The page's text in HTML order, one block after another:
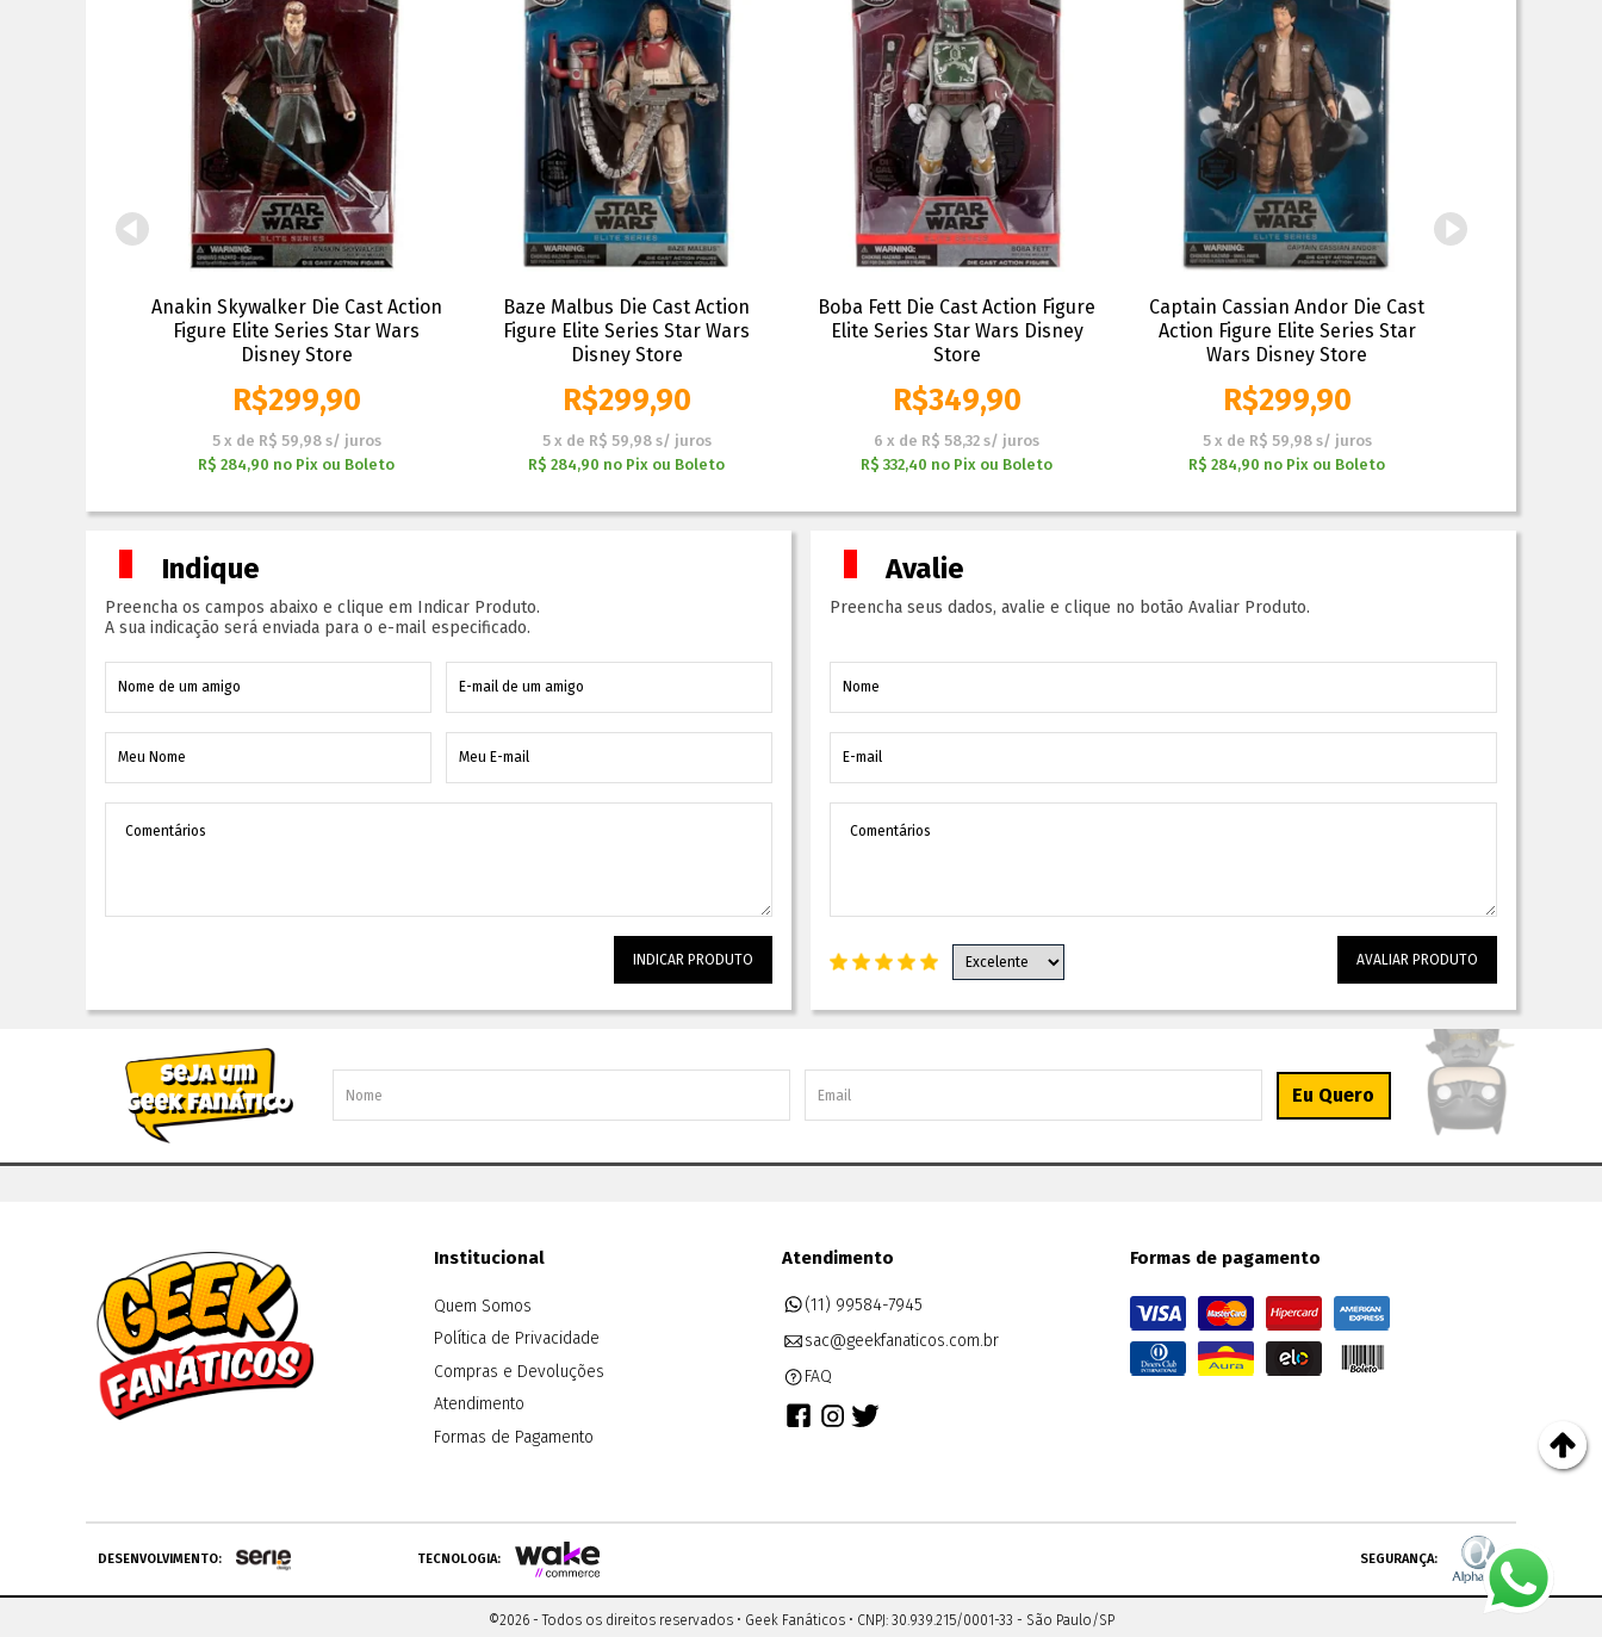
Anakin Skywalker Die Cast Action
Figure Elite Series Star Wars
Disney Store
R$299,90
5 x de R$ 59,98 s/ juros
R$ 284,90 no Pix ou Boleto
Baze Malbus Die Cast Action
Figure Elite Series Star Wars
Disney Store
R$299,90
5 x de R$ 59,98 s/ juros
R$ 284,90 no Pix ou Boleto
Boba Fett Die Cast Action Figure
Elite Series Star Wars Disney
Store
R$349,90
6 x de R$ 58,32 s/ juros
R$ 332,40 no Pix ou Boleto
Captain Cassian Andor Die Cast
Action Figure Elite Series Star
Wars Disney Store
R$299,90
5 x de R$ 59,98 s/ juros
R$ 284,90 no Pix ou Boleto
Indique
Preencha os campos abaixo e clique em Indicar Produto.
A sua indicação será enviada para o e-mail especificado.
INDICAR PRODUTO
Avalie
Preencha seus dados, avalie e clique no botão Avaliar Produto.
AVALIAR PRODUTO
Institucional
Quem Somos
Política de Privacidade
Compras e Devoluções
Atendimento
Formas de Pagamento
Atendimento
(11) 99584-7945
sac@geekfanaticos.com.br
FAQ
Formas de pagamento
DESENVOLVIMENTO: TECNOLOGIA: SEGURANÇA:
©2026 - Todos os direitos reservados • Geek Fanáticos• CNPJ: 30.939.215/0001-33 - São Paulo/SP